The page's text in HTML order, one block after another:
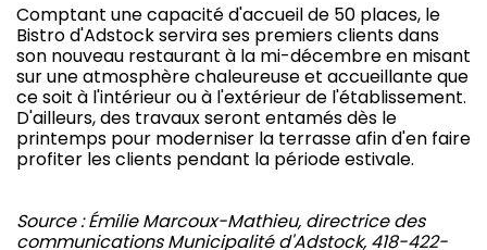
Comptant une capacité d'accueil de 50 places, le
Bistro d'Adstock servira ses premiers clients dans
son nouveau restaurant à la mi-décembre en misant
sur une atmosphère chaleureuse et accueillante que
ce soit à l'intérieur ou à l'extérieur de l'établissement.
D'ailleurs, des travaux seront entamés dès le
printemps pour moderniser la terrasse afin d'en faire
profiter les clients pendant la période estivale.
Source : Émilie Marcoux-Mathieu, directrice des
communications Municipalité d'Adstock, 418-422-